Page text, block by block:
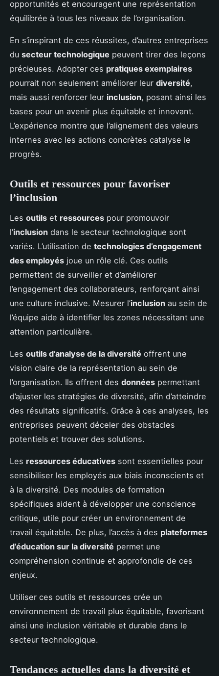
opportunités et encouragent une représentation
équilibrée à tous les niveaux de l’organisation.
En s’inspirant de ces réussites, d’autres entreprises
du secteur technologique peuvent tirer des leçons
précieuses. Adopter ces pratiques exemplaires
pourrait non seulement améliorer leur diversité,
mais aussi renforcer leur inclusion, posant ainsi les
bases pour un avenir plus équitable et innovant.
L’expérience montre que l’alignement des valeurs
internes avec les actions concrètes catalyse le
progrès.
Outils et ressources pour favoriser
l’inclusion
Les outils et ressources pour promouvoir
l’inclusion dans le secteur technologique sont
variés. L’utilisation de technologies d’engagement
des employés joue un rôle clé. Ces outils
permettent de surveiller et d’améliorer
l’engagement des collaborateurs, renforçant ainsi
une culture inclusive. Mesurer l’inclusion au sein de
l’équipe aide à identifier les zones nécessitant une
attention particulière.
Les outils d’analyse de la diversité offrent une
vision claire de la représentation au sein de
l’organisation. Ils offrent des données permettant
d’ajuster les stratégies de diversité, afin d’atteindre
des résultats significatifs. Grâce à ces analyses, les
entreprises peuvent déceler des obstacles
potentiels et trouver des solutions.
Les ressources éducatives sont essentielles pour
sensibiliser les employés aux biais inconscients et
à la diversité. Des modules de formation
spécifiques aident à développer une conscience
critique, utile pour créer un environnement de
travail équitable. De plus, l’accès à des plateformes
d’éducation sur la diversité permet une
compréhension continue et approfondie de ces
enjeux.
Utiliser ces outils et ressources crée un
environnement de travail plus équitable, favorisant
ainsi une inclusion véritable et durable dans le
secteur technologique.
Tendances actuelles dans la diversité et